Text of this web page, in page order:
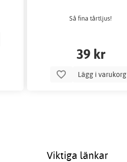
Så fina tårtljus!
39 kr
Lägg i varukorg
Viktiga länkar